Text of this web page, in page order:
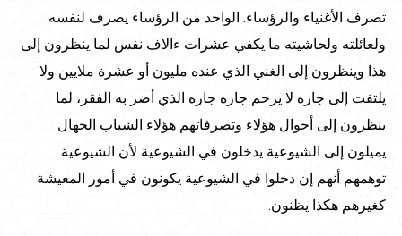
تصرف الأغنياء والرؤساء. الواحد من الرؤساء يصرف لنفسه
ولعائلته ولحاشيته ما يكفي عشرات ءالاف نفس لما ينظرون إلى
هذا وينظرون إلى الغني الذي عنده مليون أو عشرة ملايين ولا
يلتفت إلى جاره لا يرحم جاره جاره الذي أضر به الفقر، لما
ينظرون إلى أحوال هؤلاء وتصرفاتهم هؤلاء الشباب الجهال
يميلون إلى الشيوعية يدخلون في الشيوعية لأن الشيوعية
توهمهم أنهم إن دخلوا في الشيوعية يكونون في أمور المعيشة
كغيرهم هكذا يظنون.